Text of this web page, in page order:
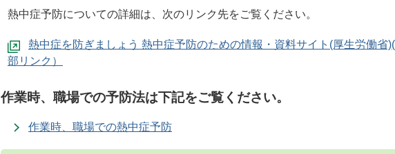
熱中症予防についての詳細は、次のリンク先をご覧ください。
熱中症を防ぎましょう 熱中症予防のための情報・資料サイト(厚生労働省
作業時、職場での予防法は下記をご覧ください。
作業時、職場での熱中症予防